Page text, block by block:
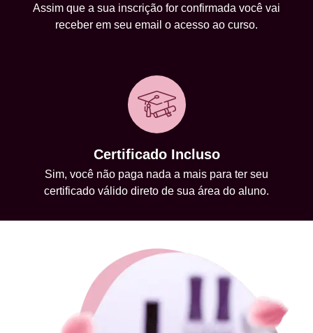
Assim que a sua inscrição for confirmada você vai
receber em seu email o acesso ao curso.
Certificado Incluso
Sim, você não paga nada a mais para ter seu
certificado válido direto de sua área do aluno.